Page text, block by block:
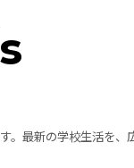
。最新の学校生活を、